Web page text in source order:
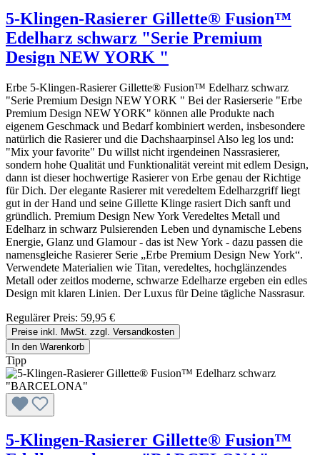
5-Klingen-Rasierer Gillette® Fusion™
Edelharz schwarz "Serie Premium
Design NEW YORK "
Erbe 5-Klingen-Rasierer Gillette® Fusion™ Edelharz schwarz
"Serie Premium Design NEW YORK " Bei der Rasierserie "Erbe
Premium Design NEW YORK" können alle Produkte nach
eigenem Geschmack und Bedarf kombiniert werden, insbesondere
natürlich die Rasierer und die Dachshaarpinsel Also leg los und:
"Mix your favorite" Du willst nicht irgendeinen Nassrasierer,
sondern hohe Qualität und Funktionalität vereint mit edlem Design,
dann ist dieser hochwertige Rasierer von Erbe genau der Richtige
für Dich. Der elegante Rasierer mit veredeltem Edelharzgriff liegt
gut in der Hand und seine Gillette Klinge rasiert Dich sanft und
gründlich. Premium Design New York Veredeltes Metall und
Edelharz in schwarz Pulsierenden Leben und dynamische Lebens
Energie, Glanz und Glamour - das ist New York - dazu passen die
namensgleiche Rasierer Serie „Erbe Premium Design New York“.
Verwendete Materialien wie Titan, veredeltes, hochglänzendes
Metall oder zeitlos moderne, schwarze Edelharze ergeben ein edles
Design mit klaren Linien. Der Luxus für Deine tägliche Nassrasur.
Regulärer Preis: 59,95 €
Preise inkl. MwSt. zzgl. Versandkosten
In den Warenkorb
Tipp
5-Klingen-Rasierer Gillette® Fusion™